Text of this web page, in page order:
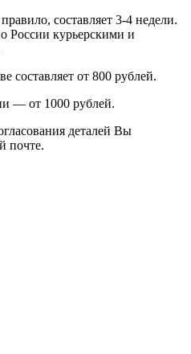
составляет 3-4 недели.
России курьерскими и
составляет от 800 рублей.
— от 1000 рублей.
деталей Вы
почте.